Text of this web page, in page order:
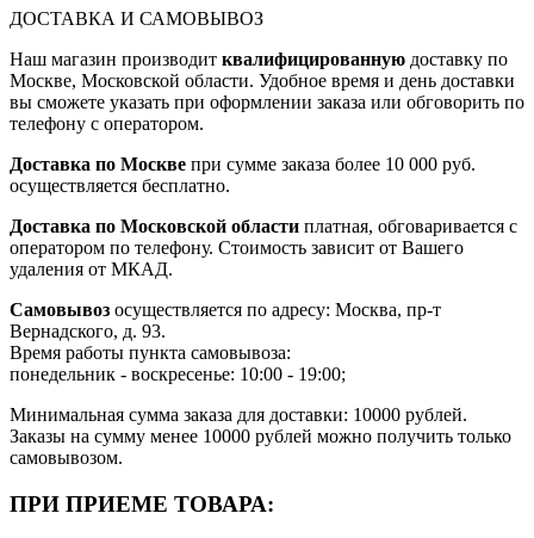
ДОСТАВКА И САМОВЫВОЗ
Наш магазин производит квалифицированную доставку по
Москве, Московской области. Удобное время и день доставки
вы сможете указать при оформлении заказа или обговорить по
телефону с оператором.
Доставка по Москве при сумме заказа более 10 000 руб.
осуществляется бесплатно.
Доставка по Московской области платная, обговаривается с
оператором по телефону. Стоимость зависит от Вашего
удаления от МКАД.
Самовывоз осуществляется по адресу: Москва, пр-т
Вернадского, д. 93.
Время работы пункта самовывоза:
понедельник - воскресенье: 10:00 - 19:00;
Минимальная сумма заказа для доставки: 10000 рублей.
Заказы на сумму менее 10000 рублей можно получить только
самовывозом.
ПРИ ПРИЕМЕ ТОВАРА: